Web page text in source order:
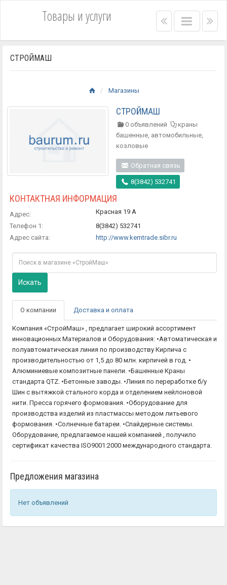
Товары и услуги Left
bar
Main
menu
Right
menu
bar
СТРОЙМАШ
Магазины
СТРОЙМАШ
0 объявлений
краны
башенные, автомобильные,
козловые
Обратная связь
8(3842) 532741
КОНТАКТНАЯ ИНФОРМАЦИЯ
Адрес:
Красная 19 А
Телефон 1:
8(3842) 532741
Адрес сайта:
http://www.kemtrade.sibr.ru
Искать
О компании Доставка и оплата
Компания «СтройМаш» , предлагает широкий ассортимент
инновационных Материалов и Оборудования: •Автоматическая и
полуавтоматическая линия по производству Кирпича с
производительностью от 1,5 до 80 млн. кирпичей в год. •
Алюминиевые композитные панели. •Башенные Краны
стандарта QTZ. •Бетонные заводы. •Линия по переработке б/у
Шин с вытяжкой стального корда и отделением нейлоновой
нити. Пресса горячего формования. •Оборудование для
производства изделий из пластмассы методом литьевого
формования. •Солнечные батареи. •Спайдерные системы.
Оборудование, предлагаемое нашей компанией , получило
сертификат качества ISO9001:2000 международного стандарта.
Предложения магазина
Нет объявлений